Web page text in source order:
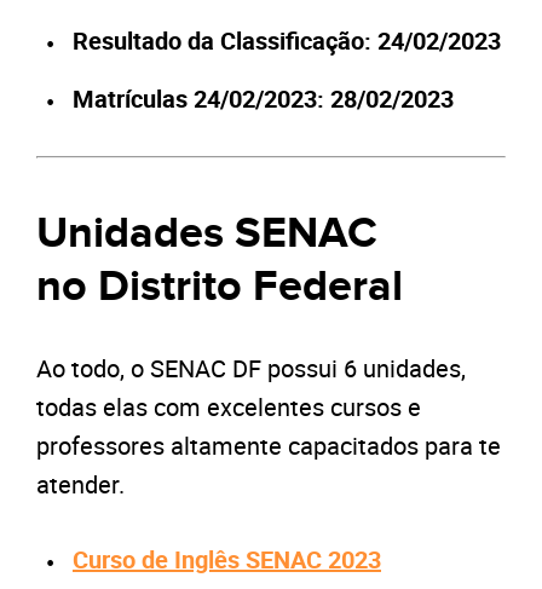
Resultado da Classificação: 24/02/2023
Matrículas 24/02/2023: 28/02/2023
Unidades SENAC
no Distrito Federal
Ao todo, o SENAC DF possui 6 unidades,
todas elas com excelentes cursos e
professores altamente capacitados para te
atender.
Curso de Inglês SENAC 2023